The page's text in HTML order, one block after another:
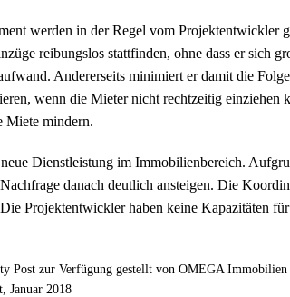
werden in der Regel vom Projektentwickler
reibungslos stattfinden, ohne dass er sich
Andererseits minimiert er damit die
wenn die Mieter nicht rechtzeitig einziehen
Miete mindern.
Dienstleistung im Immobilienbereich.
danach deutlich ansteigen. Die
Projektentwickler haben keine Kapazitäten
Post zur Verfügung gestellt von OMEGA
Januar 2018